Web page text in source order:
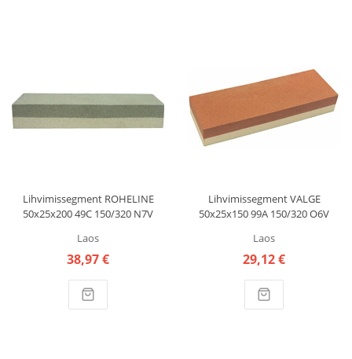
Lihvimissegment ROHELINE
50x25x200 49C 150/320 N7V
Laos
38,97 €
Lihvimissegment VALGE
50x25x150 99A 150/320 O6V
Laos
29,12 €